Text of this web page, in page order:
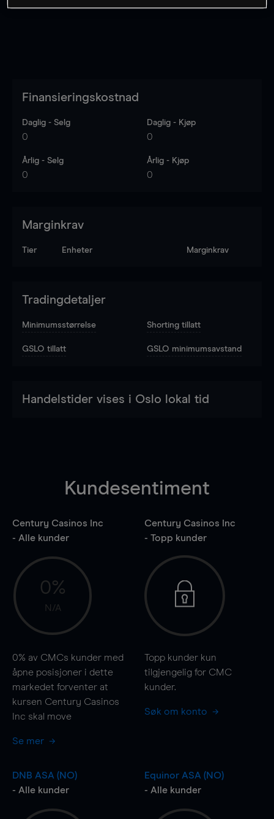
Finansieringskostnad
Daglig - Selg
0
Daglig - Kjøp
0
Årlig - Selg
0
Årlig - Kjøp
0
Marginkrav
Tier Enheter Marginkrav
Tradingdetaljer
Minimumsstørrelse Shorting tillatt
GSLO tillatt GSLO minimumsavstand
Handelstider vises i Oslo lokal tid
Kundesentiment
Century Casinos Inc
- Alle kunder
0%
N/A
0% av CMCs kunder med
åpne posisjoner i dette
markedet forventer at
kursen Century Casinos
Inc skal move
Se mer
Century Casinos Inc
- Topp kunder
Topp kunder kun
tilgjengelig for CMC
kunder.
Søk om konto
DNB ASA (NO)
- Alle kunder
Equinor ASA (NO)
- Alle kunder